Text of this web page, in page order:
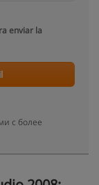
enviar la
с более